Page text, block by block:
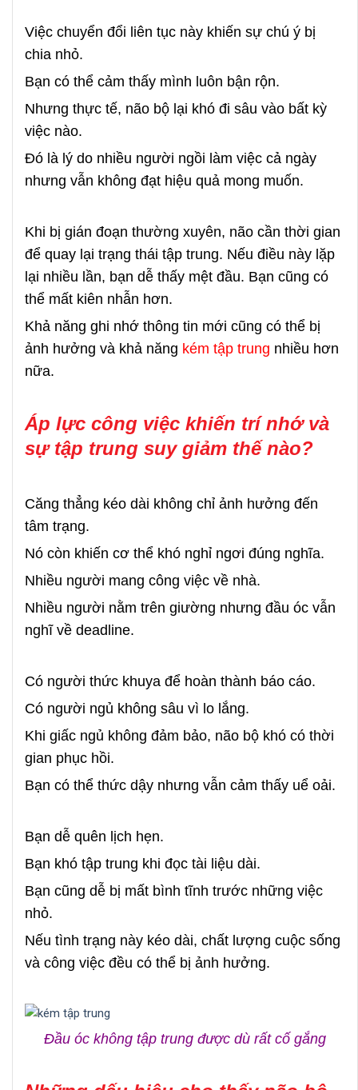
Việc chuyển đổi liên tục này khiến sự chú ý bị
chia nhỏ.
Bạn có thể cảm thấy mình luôn bận rộn.
Nhưng thực tế, não bộ lại khó đi sâu vào bất kỳ
việc nào.
Đó là lý do nhiều người ngồi làm việc cả ngày
nhưng vẫn không đạt hiệu quả mong muốn.
Khi bị gián đoạn thường xuyên, não cần thời gian
để quay lại trạng thái tập trung. Nếu điều này lặp
lại nhiều lần, bạn dễ thấy mệt đầu. Bạn cũng có
thể mất kiên nhẫn hơn.
Khả năng ghi nhớ thông tin mới cũng có thể bị
ảnh hưởng và khả năng kém tập trung nhiều hơn
nữa.
Áp lực công việc khiến trí nhớ và
sự tập trung suy giảm thế nào?
Căng thẳng kéo dài không chỉ ảnh hưởng đến
tâm trạng.
Nó còn khiến cơ thể khó nghỉ ngơi đúng nghĩa.
Nhiều người mang công việc về nhà.
Nhiều người nằm trên giường nhưng đầu óc vẫn
nghĩ về deadline.
Có người thức khuya để hoàn thành báo cáo.
Có người ngủ không sâu vì lo lắng.
Khi giấc ngủ không đảm bảo, não bộ khó có thời
gian phục hồi.
Bạn có thể thức dậy nhưng vẫn cảm thấy uể oải.
Bạn dễ quên lịch hẹn.
Bạn khó tập trung khi đọc tài liệu dài.
Bạn cũng dễ bị mất bình tĩnh trước những việc
nhỏ.
Nếu tình trạng này kéo dài, chất lượng cuộc sống
và công việc đều có thể bị ảnh hưởng.
Đầu óc không tập trung được dù rất cố gắng